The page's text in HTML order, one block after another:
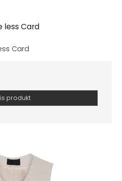
less Card
Card
produkt